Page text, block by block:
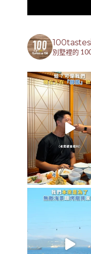
別墅裡的